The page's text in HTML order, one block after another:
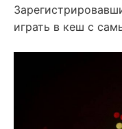
играть в кеш с